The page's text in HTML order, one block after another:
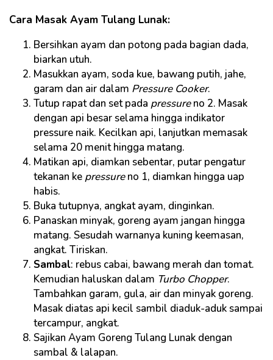
Cara Masak Ayam Tulang Lunak:
Bersihkan ayam dan potong pada bagian dada,
biarkan utuh.
Masukkan ayam, soda kue, bawang putih, jahe,
garam dan air dalam Pressure Cooker.
Tutup rapat dan set pada pressureno 2. Masak
dengan api besar selama hingga indikator
pressure naik. Kecilkan api, lanjutkan memasak
selama 20 menit hingga matang.
Matikan api, diamkan sebentar, putar pengatur
tekanan ke pressureno 1, diamkan hingga uap
habis.
Buka tutupnya, angkat ayam, dinginkan.
Panaskan minyak, goreng ayam jangan hingga
matang. Sesudah warnanya kuning keemasan,
angkat. Tiriskan.
Sambal: rebus cabai, bawang merah dan tomat.
Kemudian haluskan dalam Turbo Chopper.
Tambahkan garam, gula, air dan minyak goreng.
Masak diatas api kecil sambil diaduk-aduk sampai
tercampur, angkat.
Sajikan Ayam Goreng Tulang Lunak dengan
sambal & lalapan.